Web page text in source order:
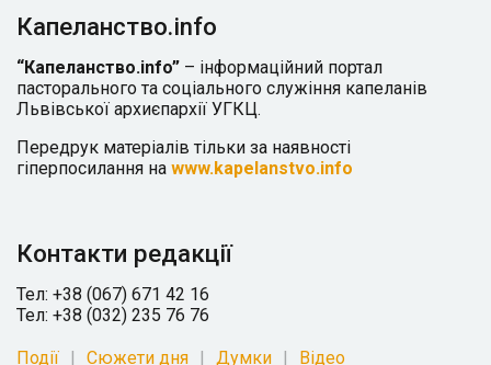
Капеланство.info
“Капеланство.info” – інформаційний портал
пасторального та соціального служіння капеланів
Львівської архиєпархії УГКЦ.
Передрук матеріалів тільки за наявності
гіперпосилання на www.kapelanstvo.info
Контакти редакції
Тел: +38 (067) 671 42 16
Тел: +38 (032) 235 76 76
Події Сюжети дня Думки Відео